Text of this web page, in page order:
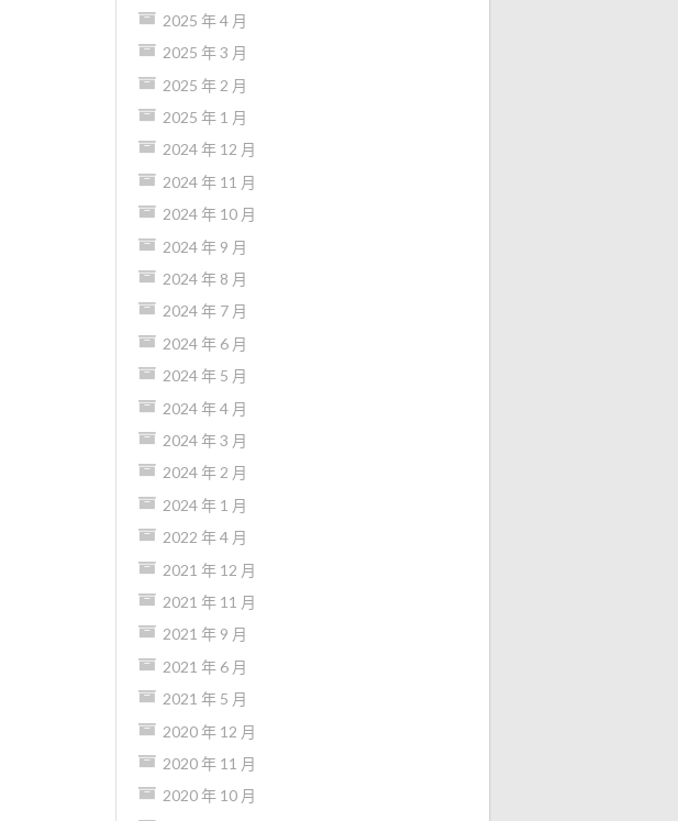
2025 年 4 月
2025 年 3 月
2025 年 2 月
2025 年 1 月
2024 年 12 月
2024 年 11 月
2024 年 10 月
2024 年 9 月
2024 年 8 月
2024 年 7 月
2024 年 6 月
2024 年 5 月
2024 年 4 月
2024 年 3 月
2024 年 2 月
2024 年 1 月
2022 年 4 月
2021 年 12 月
2021 年 11 月
2021 年 9 月
2021 年 6 月
2021 年 5 月
2020 年 12 月
2020 年 11 月
2020 年 10 月